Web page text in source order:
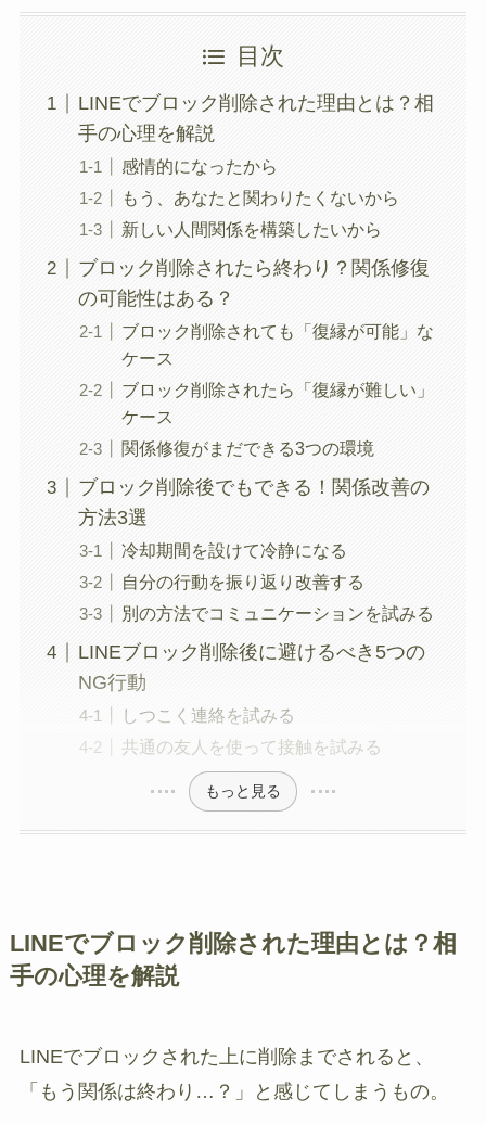
目次
LINEでブロック削除された理由とは？相
手の心理を解説
感情的になったから
もう、あなたと関わりたくないから
新しい人間関係を構築したいから
ブロック削除されたら終わり？関係修復
の可能性はある？
ブロック削除されても「復縁が可能」な
ケース
ブロック削除されたら「復縁が難しい」
ケース
関係修復がまだできる3つの環境
ブロック削除後でもできる！関係改善の
方法3選
冷却期間を設けて冷静になる
自分の行動を振り返り改善する
別の方法でコミュニケーションを試みる
LINEブロック削除後に避けるべき5つの
NG行動
しつこく連絡を試みる
共通の友人を使って接触を試みる
もっと見る
LINEでブロック削除された理由とは？相
手の心理を解説
LINEでブロックされた上に削除までされると、
「もう関係は終わり…？」と感じてしまうもの。